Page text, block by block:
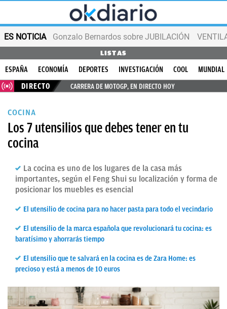
ES NOTICIA Gonzalo Bernardos sobre JUBILACIÓN
LISTAS
ESPAÑA ECONOMÍA DEPORTES INVESTIGACIÓN COOL
MUNDIAL
DIRECTO
CARRERA DE MOTOGP, EN DIRECTO HOY
COCINA
Los 7 utensilios que debes tener en tu
cocina
La cocina es uno de los lugares de la casa más
importantes, según el Feng Shui su localización y forma de
posicionar los muebles es esencial
El utensilio de cocina para no hacer pasta para todo el vecindario
El utensilio de la marca española que revolucionará tu cocina: es
baratísimo y ahorrarás tiempo
El utensilio que te salvará en la cocina es de Zara Home: es
precioso y está a menos de 10 euros